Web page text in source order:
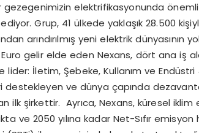
gezegenimizin elektrifikasyonunda
Grup, 41 ülkede yaklaşık 28.500
arındırılmış yeni elektrik dünyasının
gelir elde eden Nexans, dört ana iş
lider: İletim, Şebeke, Kullanım ve
destekleyen ve dünya çapında
ilk şirkettir. Ayrıca, Nexans, küresel
ve 2050 yılına kadar Net-Sıfır